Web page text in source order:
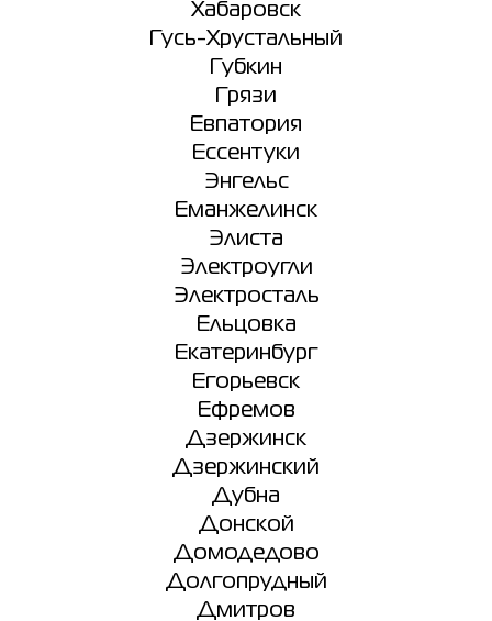
Хабаровск
Гусь-Хрустальный
Губкин
Грязи
Евпатория
Ессентуки
Энгельс
Еманжелинск
Элиста
Электроугли
Электросталь
Ельцовка
Екатеринбург
Егорьевск
Ефремов
Дзержинск
Дзержинский
Дубна
Донской
Домодедово
Долгопрудный
Дмитров